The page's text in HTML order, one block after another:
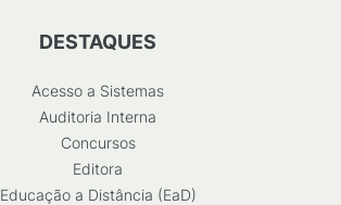
DESTAQUES
Acesso a Sistemas
Auditoria Interna
Concursos
Editora
Educação a Distância (EaD)